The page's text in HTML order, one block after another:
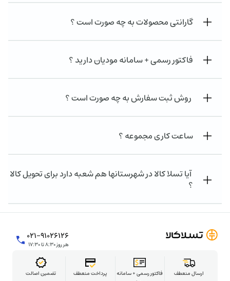
گارانتی محصولات به چه صورت است ؟
فاکتور رسمی + سامانه مودیان دارید ؟
روش ثبت سفارش به چه صورت است ؟
ساعت کاری مجموعه ؟
آیا تسلا کالا در شهرستانها هم شعبه دارد برای تحویل کالا
؟
۰۲۱-۹۱۰۲۶۱۲۶
هر روز ۸:۳۰ تا ۱۷:۳۰
تضمین اصالت پرداخت منعطف
فاکتور رسمی + سامانه
ارسال منعطف